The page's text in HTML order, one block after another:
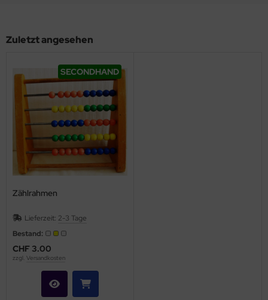
Zuletzt angesehen
SECONDHAND
Zählrahmen
Lieferzeit: 2-3 Tage
Bestand:
CHF 3.00
zzgl. Versandkosten